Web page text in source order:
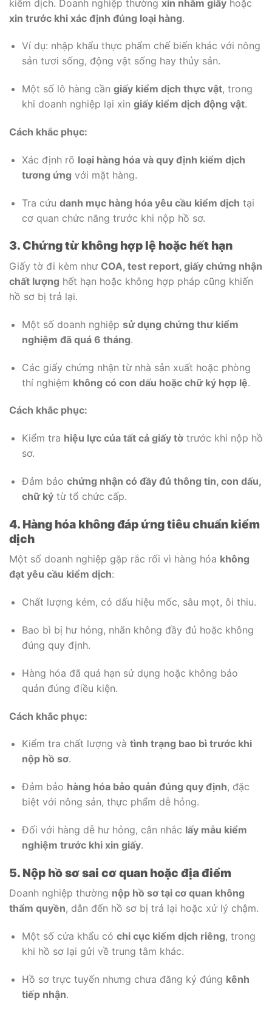
kiểm dịch. Doanh nghiệp thường xin nhầm giấy hoặc
xin trước khi xác định đúng loại hàng.
Ví dụ: nhập khẩu thực phẩm chế biến khác với nông
sản tươi sống, động vật sống hay thủy sản.
Một số lô hàng cần giấy kiểm dịch thực vật, trong
khi doanh nghiệp lại xin giấy kiểm dịch động vật.
Cách khắc phục:
Xác định rõ loại hàng hóa và quy định kiểm dịch
tương ứng với mặt hàng.
Tra cứu danh mục hàng hóa yêu cầu kiểm dịch tại
cơ quan chức năng trước khi nộp hồ sơ.
3. Chứng từ không hợp lệ hoặc hết hạn
Giấy tờ đi kèm như COA, test report, giấy chứng nhận
chất lượng hết hạn hoặc không hợp pháp cũng khiến
hồ sơ bị trả lại.
Một số doanh nghiệp sử dụng chứng thư kiểm
nghiệm đã quá 6 tháng.
Các giấy chứng nhận từ nhà sản xuất hoặc phòng
thí nghiệm không có con dấu hoặc chữ ký hợp lệ.
Cách khắc phục:
Kiểm tra hiệu lực của tất cả giấy tờtrước khi nộp hồ
sơ.
Đảm bảo chứng nhận có đầy đủ thông tin, con dấu,
chữ kýtừ tổ chức cấp.
4. Hàng hóa không đáp ứng tiêu chuẩn kiểm
dịch
Một số doanh nghiệp gặp rắc rối vì hàng hóa không
đạt yêu cầu kiểm dịch:
Chất lượng kém, có dấu hiệu mốc, sâu mọt, ôi thiu.
Bao bì bị hư hỏng, nhãn không đầy đủ hoặc không
đúng quy định.
Hàng hóa đã quá hạn sử dụng hoặc không bảo
quản đúng điều kiện.
Cách khắc phục:
Kiểm tra chất lượng và tình trạng bao bì trước khi
nộp hồ sơ.
Đảm bảo hàng hóa bảo quản đúng quy định, đặc
biệt với nông sản, thực phẩm dễ hỏng.
Đối với hàng dễ hư hỏng, cân nhắc lấy mẫu kiểm
nghiệm trước khi xin giấy.
5. Nộp hồ sơ sai cơ quan hoặc địa điểm
Doanh nghiệp thường nộp hồ sơ tại cơ quan không
thẩm quyền, dẫn đến hồ sơ bị trả lại hoặc xử lý chậm.
Một số cửa khẩu có chi cục kiểm dịch riêng, trong
khi hồ sơ lại gửi về trung tâm khác.
Hồ sơ trực tuyến nhưng chưa đăng ký đúng kênh
tiếp nhận.